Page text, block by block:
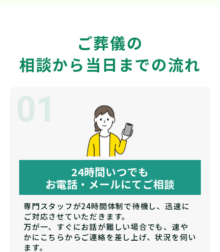
ご葬儀の
相談から当日までの流れ
01
24時間いつでも
お電話・メールにてご相談
専門スタッフが24時間体制で待機し、迅速に
ご対応させていただきます。
万が一、すぐにお話が難しい場合でも、速や
かにこちらからご連絡を差し上げ、状況を伺い
ます。